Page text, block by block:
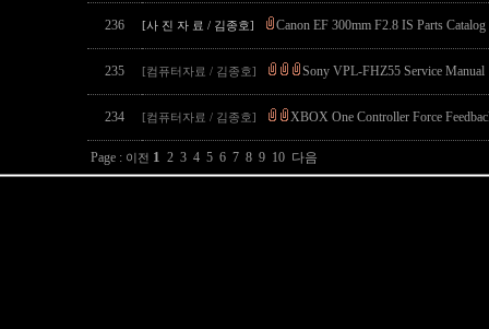
236 [사 진 자 료 / 김종호] Canon EF 300mm F2.8 IS Parts Catalog
235 [컴퓨터자료 / 김종호] Sony VPL-FHZ55 Service Manual
234 [컴퓨터자료 / 김종호] XBOX One Controller Force
Page : 이전 1 2 3 4 5 6 7 8 9 10 다음